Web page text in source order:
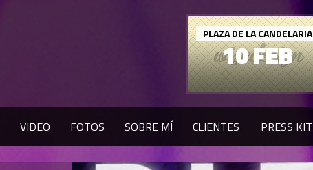
10 FEB
PLAZA DE LA CANDELARIA
VIDEO FOTOS SOBRE MÍ CLIENTES PRESS KIT